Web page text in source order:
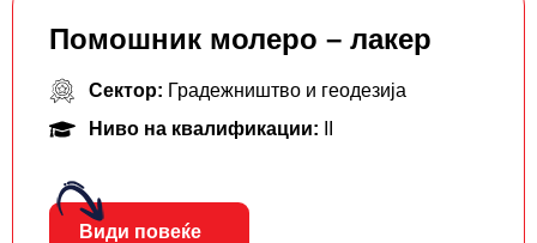
Помошник молеро – лакер
Сектор: Градежништво и геодезија
Ниво на квалификации:
Види повеќе